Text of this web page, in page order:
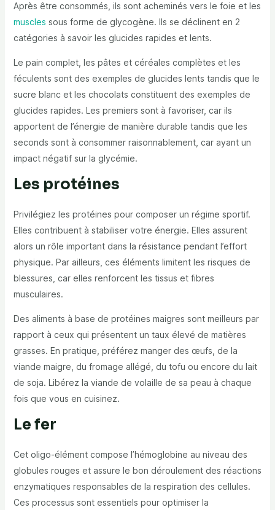
Après être consommés, ils sont acheminés vers le foie et les
muscles sous forme de glycogène. Ils se déclinent en 2
catégories à savoir les glucides rapides et lents.
Le pain complet, les pâtes et céréales complètes et les
féculents sont des exemples de glucides lents tandis que le
sucre blanc et les chocolats constituent des exemples de
glucides rapides. Les premiers sont à favoriser, car ils
apportent de l’énergie de manière durable tandis que les
seconds sont à consommer raisonnablement, car ayant un
impact négatif sur la glycémie.
Les protéines
Privilégiez les protéines pour composer un régime sportif.
Elles contribuent à stabiliser votre énergie. Elles assurent
alors un rôle important dans la résistance pendant l’effort
physique. Par ailleurs, ces éléments limitent les risques de
blessures, car elles renforcent les tissus et fibres
musculaires.
Des aliments à base de protéines maigres sont meilleurs par
rapport à ceux qui présentent un taux élevé de matières
grasses. En pratique, préférez manger des œufs, de la
viande maigre, du fromage allégé, du tofu ou encore du lait
de soja. Libérez la viande de volaille de sa peau à chaque
fois que vous en cuisinez.
Le fer
Cet oligo-élément compose l’hémoglobine au niveau des
globules rouges et assure le bon déroulement des réactions
enzymatiques responsables de la respiration des cellules.
Ces processus sont essentiels pour optimiser la